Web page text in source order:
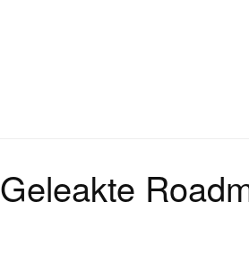
Geleakte